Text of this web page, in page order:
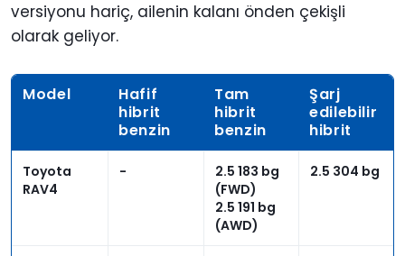
versiyonu hariç, ailenin kalanı önden çekişli
olarak geliyor.
Model
Hafif
hibrit
benzin
Tam
hibrit
benzin
Şarj
edilebilir
hibrit
Toyota
RAV4
-
2.5 183 bg
(FWD)
2.5 191 bg
(AWD)
2.5 304 bg